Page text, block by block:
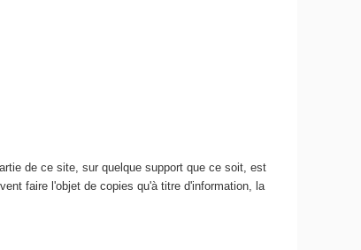
de ce site, sur quelque support que ce soit, est
faire l'objet de copies qu'à titre d'information, la